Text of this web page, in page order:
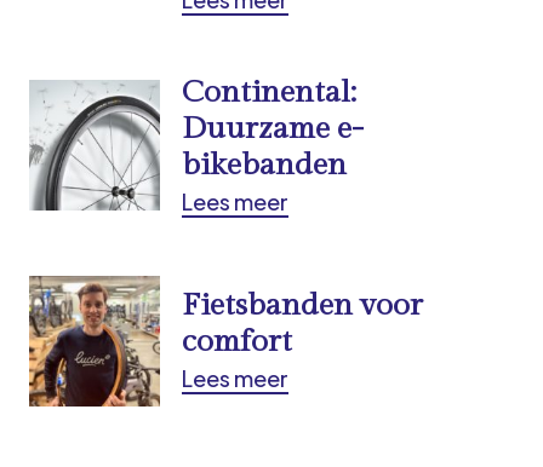
Continental:
Duurzame e-
bikebanden
Lees meer
Fietsbanden voor
comfort
Lees meer